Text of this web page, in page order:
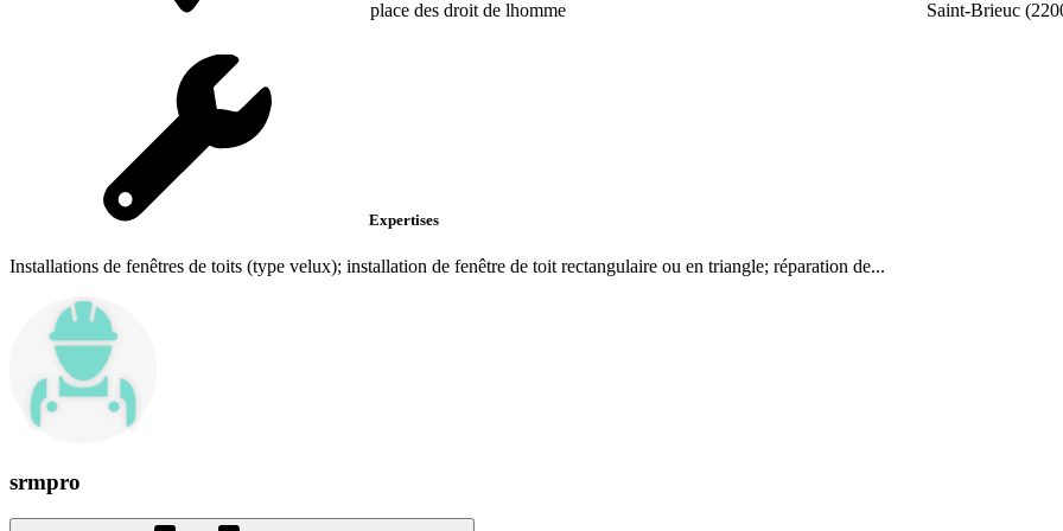
place des droit de lhomme Saint-Brieuc
Expertises
Installations de fenêtres de toits (type velux); installation de fenêtre de toit rectangulaire ou en triangle; réparation de...
srmpro